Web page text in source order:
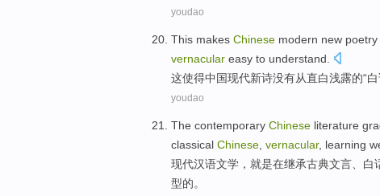
youdao
This makes Chinese modern new poetry
vernacular easy to understand.
这使得中国现代新诗没有从直白浅露的“
youdao
The contemporary Chinese literature
classical Chinese vernacular, learning
现代汉语文学 ，就是在继承古典文言、 白
型的。